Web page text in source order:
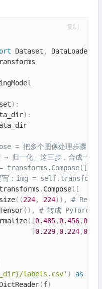
Dataset ,
) :
) :
= 把多个图像处理步骤「打
归一化」这三步，合成一个
步
写：img =
. Compose( [
( (224, 224) ) ,
#
( ) ,
# 转成 PyTorch
( [0.485, 0.456,
[0.229, 0.224,
labels.csv' ) as
DictReader(f)
复制